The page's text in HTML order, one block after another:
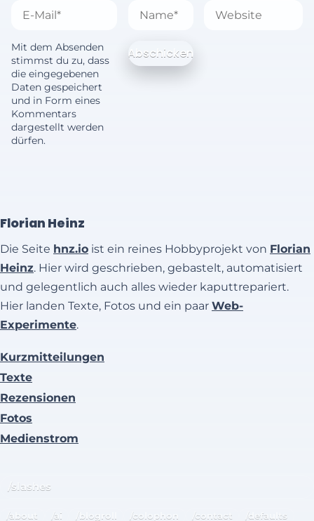
Mit dem Absenden
stimmst du zu, dass
die eingegebenen
Daten gespeichert
und in Form eines
Kommentars
dargestellt werden
dürfen.
Florian Heinz
Die Seite hnz.io ist ein reines Hobbyprojekt von Florian
Heinz. Hier wird geschrieben, gebastelt, automatisiert
und gelegentlich auch alles wieder kaputtrepariert.
Hier landen Texte, Fotos und ein paar Web-
Experimente.
Kurzmitteilungen
Texte
Rezensionen
Fotos
Medienstrom
/slashes
/about /ai /blogroll /colophon /contact /defaults